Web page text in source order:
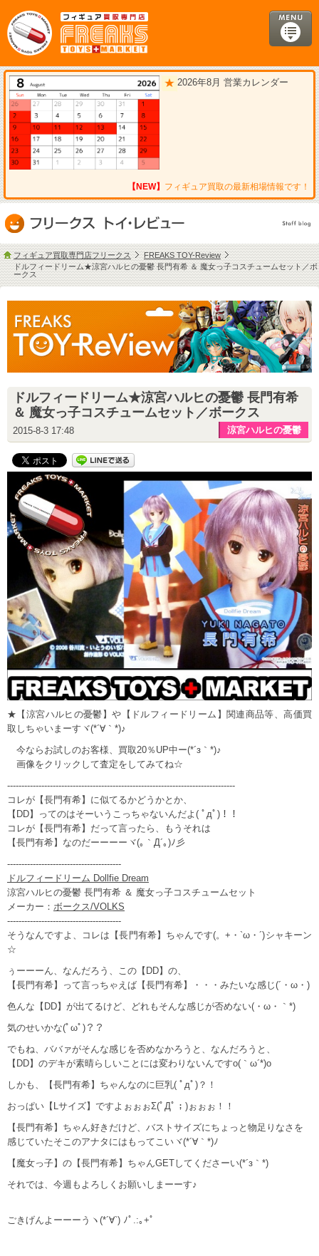
2026年8月 営業カレンダー
【NEW】 フィギュア買取の最新相場情報です！
フィギュア買取専門店フリークス
FREAKS TOY-Review
ドルフィードリーム★涼宮ハルヒの憂鬱 長門有希 ＆ 魔女っ子コスチュームセット／ボ
ークス
ドルフィードリーム★涼宮ハルヒの憂鬱 長門有希
＆ 魔女っ子コスチュームセット／ボークス
2015-8-3 17:48 涼宮ハルヒの憂鬱
★【涼宮ハルヒの憂鬱】や【ドルフィードリーム】関連商品等、高価買
取しちゃいまーすヾ(*´∀｀*)♪
今ならお試しのお客様、買取20％UP中ー(*´з｀*)♪
画像をクリックして査定をしてみてね☆
--------------------------------------------------------------------------------
コレが【長門有希】に似てるかどうかとか、
【DD】ってのはそーいうこっちゃないんだよ( ﾟдﾟ)！！
コレが【長門有希】だって言ったら、もうそれは
【長門有希】なのだーーーーヾ(｡｀Д´｡)ﾉ彡
----------------------------------------
ドルフィードリーム Dollfie Dream
涼宮ハルヒの憂鬱 長門有希 ＆ 魔女っ子コスチュームセット
メーカー： ボークス/VOLKS
----------------------------------------
そうなんですよ、コレは【長門有希】ちゃんです(。+・`ω・´)シャキーン
☆
ぅーーーん、なんだろう、この【DD】の、
【長門有希】って言っちゃえば【長門有希】・・・みたいな感じ(´・ω・)
色んな【DD】が出てるけど、どれもそんな感じが否めない(・ω・｀*)
気のせいかな(ﾟωﾟ)？？
でもね、ババァがそんな感じを否めなかろうと、なんだろうと、
【DD】のデキが素晴らしいことには変わりないんですo(｀ω´*)o
しかも、【長門有希】ちゃんなのに巨乳( ﾟдﾟ)？！
おっぱい【Lサイズ】ですよぉぉぉΣ(ﾟДﾟ；)ぉぉぉ！！
【長門有希】ちゃん好きだけど、バストサイズにちょっと物足りなさを
感じていたそこのアナタにはもってこいヾ(*´∀｀*)ﾉ
【魔女っ子】の【長門有希】ちゃんGETしてくださーい(*´з｀*)
それでは、今週もよろしくお願いしまーーす♪
ごきげんよーーーうヽ(*´∀`) ﾉﾟ.:｡+ﾟ